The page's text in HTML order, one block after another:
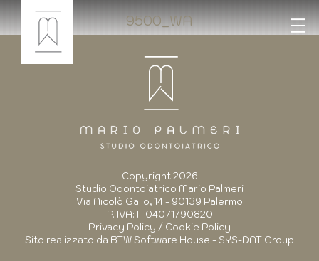
9500_WA
Copyright 2026
Studio Odontoiatrico Mario Palmeri
Via Nicolò Gallo, 14 - 90139 Palermo
P. IVA: IT04071790820
Privacy Policy / Cookie Policy
Sito realizzato da BTW Software House - SYS-DAT Group